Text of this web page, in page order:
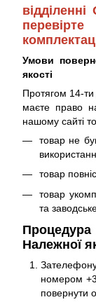
Умови
якості
Протягом 14-
маєте право
нашому сайті
товар не
товар
товар
та
Належної
номером
повернути